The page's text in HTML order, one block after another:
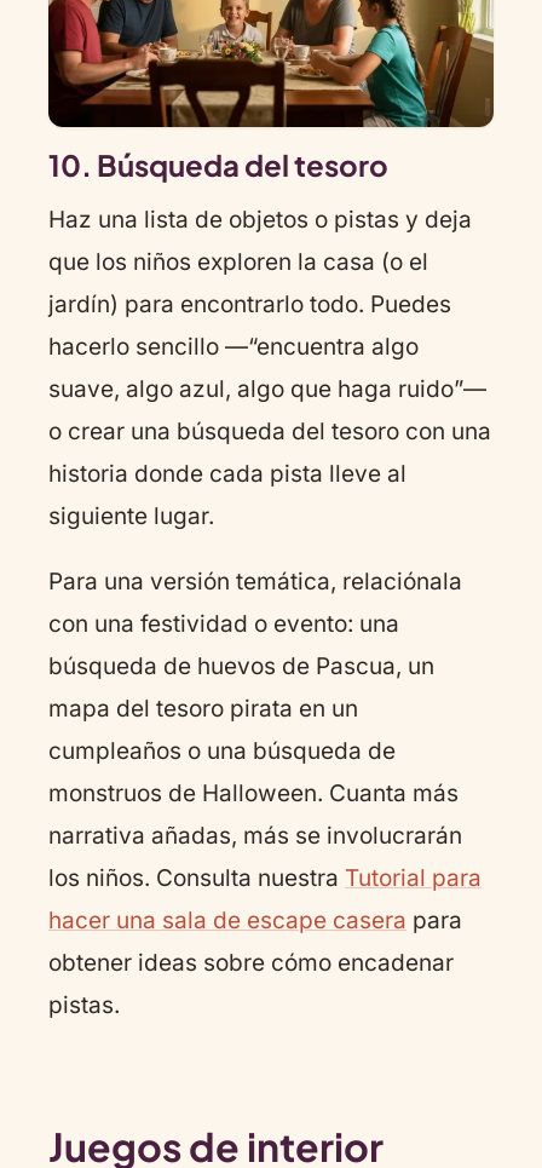
10. Búsqueda del tesoro
Haz una lista de objetos o pistas y deja
que los niños exploren la casa (o el
jardín) para encontrarlo todo. Puedes
hacerlo sencillo —“encuentra algo
suave, algo azul, algo que haga ruido”—
o crear una búsqueda del tesoro con una
historia donde cada pista lleve al
siguiente lugar.
Para una versión temática, relaciónala
con una festividad o evento: una
búsqueda de huevos de Pascua, un
mapa del tesoro pirata en un
cumpleaños o una búsqueda de
monstruos de Halloween. Cuanta más
narrativa añadas, más se involucrarán
los niños. Consulta nuestra Tutorial para
hacer una sala de escape casera para
obtener ideas sobre cómo encadenar
pistas.
Juegos de interior